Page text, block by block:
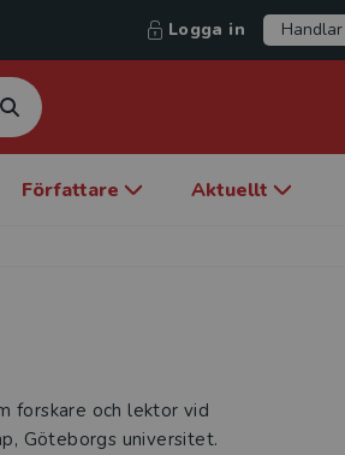
Logga in Handlar
Författare Aktuellt
forskare och lektor vid
Göteborgs universitet.